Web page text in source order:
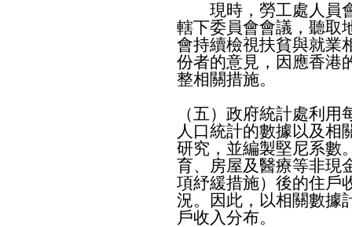
現時，勞工處人員會
轄下委員會會議，聽取
會持續檢視扶貧與就業
份者的意見，因應香港
整相關措施。
（五）政府統計處利
人口統計的數據以及相
研究，並編製堅尼系數
育、房屋及醫療等非現
項紓緩措施）後的住戶
況。因此，以相關數據
戶收入分布。